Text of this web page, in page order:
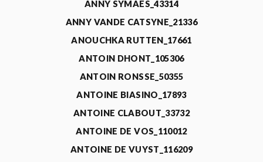
ANNY SYMAES_43314
ANNY VANDE CATSYNE_21336
ANOUCHKA RUTTEN_17661
ANTOIN DHONT_105306
ANTOIN RONSSE_50355
ANTOINE BIASINO_17893
ANTOINE CLABOUT_33732
ANTOINE DE VOS_110012
ANTOINE DE VUYST_116209